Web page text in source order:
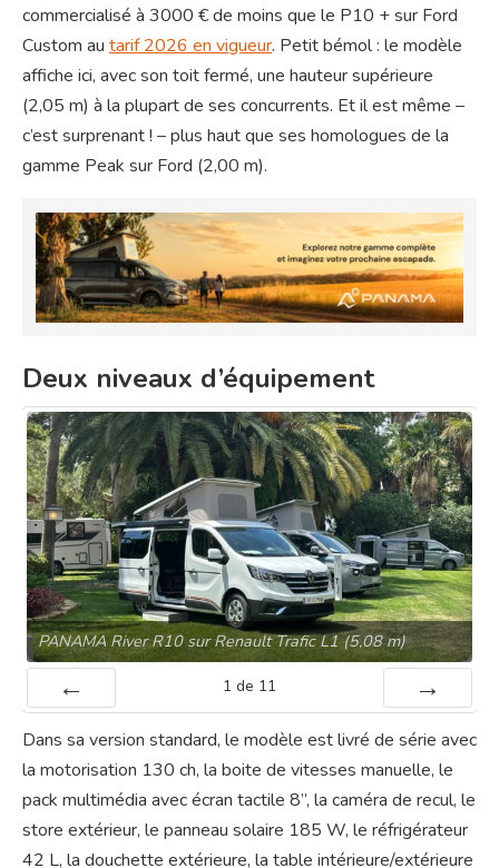
commercialisé à 3000 € de moins que le P10 + sur Ford
Custom au tarif 2026 en vigueur. Petit bémol : le modèle
affiche ici, avec son toit fermé, une hauteur supérieure
(2,05 m) à la plupart de ses concurrents. Et il est même –
c’est surprenant ! – plus haut que ses homologues de la
gamme Peak sur Ford (2,00 m).
Deux niveaux d’équipement
PANAMA River R10 sur Renault Trafic L1 (5,08 m)
1 de 11
Dans sa version standard, le modèle est livré de série avec
la motorisation 130 ch, la boite de vitesses manuelle, le
pack multimédia avec écran tactile 8’’, la caméra de recul, le
store extérieur, le panneau solaire 185 W, le réfrigérateur
42 L, la douchette extérieure, la table intérieure/extérieure